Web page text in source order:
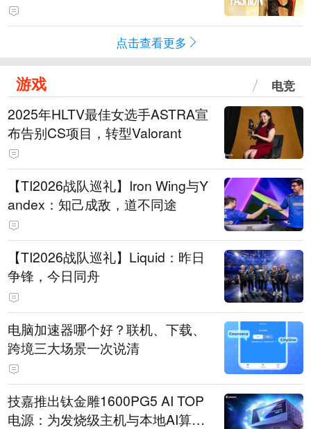
点击查看更多
游戏 电竞
2025年HLTV最佳女选手ASTRA宣
布告别CS项目，转型Valorant
【TI2026战队巡礼】Iron Wing与Y
andex：知己成敌，道不同途
【TI2026战队巡礼】Liquid：昨日
争锋，今日同舟
电脑加速器哪个好？联机、下载、
跨境三大场景一次说清
技嘉推出钛金雕1600PG5 AI TOP
电源：为发烧级主机与本地AI算力